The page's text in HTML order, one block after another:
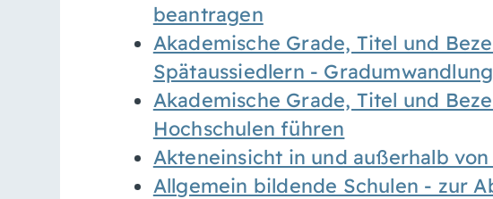
beantragen
Akademische Grade, Titel und
Spätaussiedlern -
Akademische Grade, Titel und
Hochschulen führen
Akteneinsicht in und außerhalb
Allgemein bildende Schulen - zur